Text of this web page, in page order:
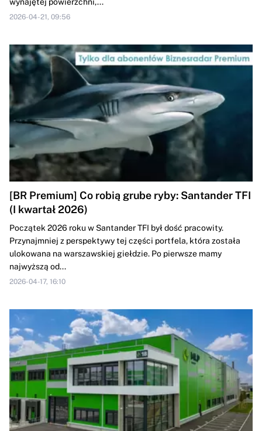
2026-04-21, 09:56
[BR Premium] Co robią grube ryby: Santander TFI
(I kwartał 2026)
Początek 2026 roku w Santander TFI był dość pracowity.
Przynajmniej z perspektywy tej części portfela, która została
ulokowana na warszawskiej giełdzie. Po pierwsze mamy
najwyższą od...
2026-04-17, 16:10